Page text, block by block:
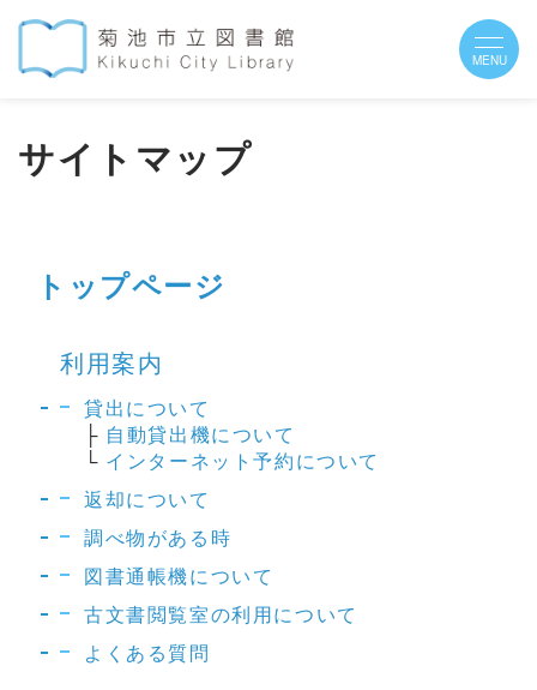
サイトマップ
トップページ
利用案内
貸出について
├ 自動貸出機について
└ インターネット予約について
返却について
調べ物がある時
図書通帳機について
古文書閲覧室の利用について
よくある質問